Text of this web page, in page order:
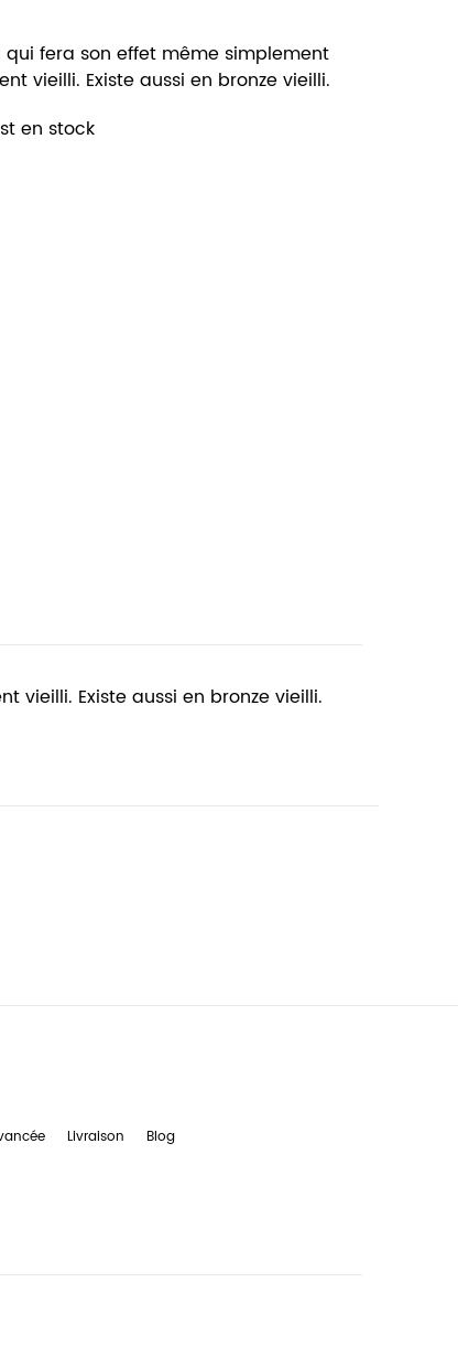
fera son effet même simplement
vieilli. Existe aussi en bronze vieilli.
en stock
vieilli. Existe aussi en bronze vieilli.
Livraison Blog